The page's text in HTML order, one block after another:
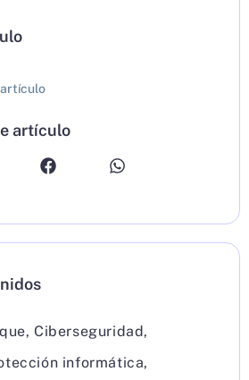
artículo
, Ciberseguridad,
informática,